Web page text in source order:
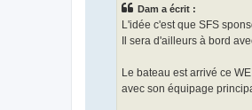
Dam a écrit :
L'idée c'est que SFS
Il sera d'ailleurs à bord
Le bateau est arrivé ce
avec son équipage